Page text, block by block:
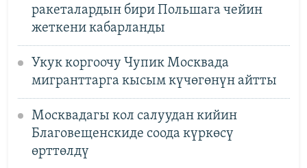
ракеталардын бири Польшага чейин
жеткени кабарланды
Укук коргоочу Чупик Москвада
мигранттарга кысым күчөгөнүн айтты
Москвадагы кол салуудан кийин
Благовещенскиде соода күркөсү
өрттөлдү